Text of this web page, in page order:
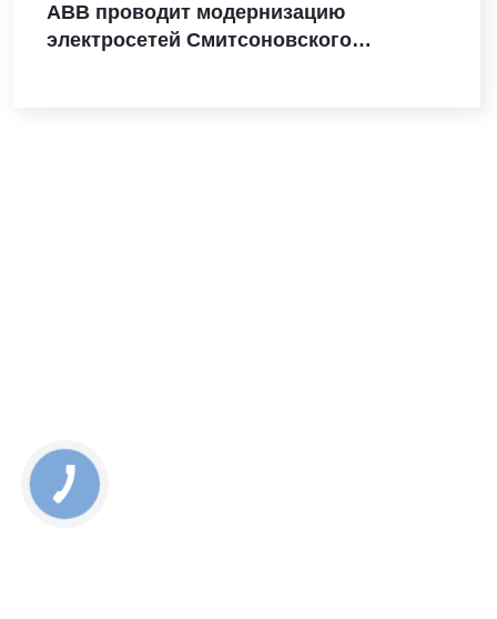
ABB проводит модернизацию
электросетей Смитсоновского